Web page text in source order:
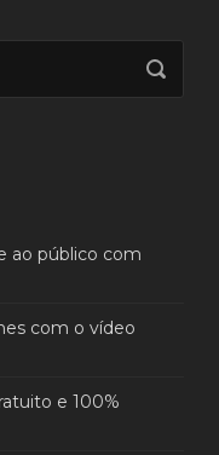
ao público com
com o vídeo
e 100%